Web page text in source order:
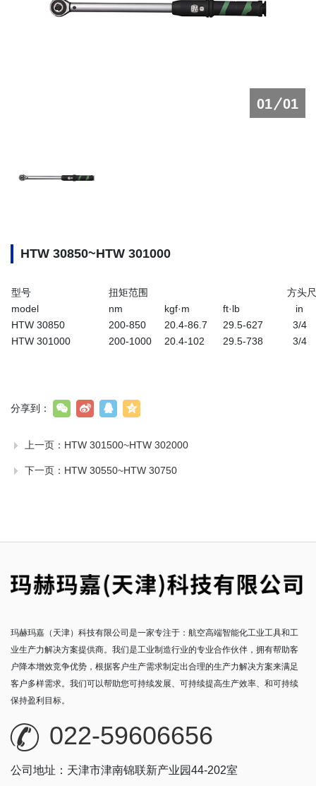
01 01
HTW 30850~HTW 301000
型号 扭矩范围
方头
model
nm kgf·m ft·lb
in
HTW 30850
200-850 20.4-86.7 29.5-627
3/4
HTW 301000
200-1000 20.4-102 29.5-738 3/4
上一页： HTW 301500~HTW 302000
下一页： HTW 30550~HTW 30750
分享到：
玛赫玛嘉（天津）科技有限公司是一家专注于：航空高端智能化工业工具和工
业生产力解决方案提供商。我们是工业制造行业的专业合作伙伴，拥有帮助客
户降本增效竞争优势，根据客户生产需求制定出合理的生产力解决方案来满足
客户多样需求。我们可以帮助您可持续发展、可持续提高生产效率、和可持续
保持盈利目标。
022-59606656
公司地址：天津市津南锦联新产业园44-202室